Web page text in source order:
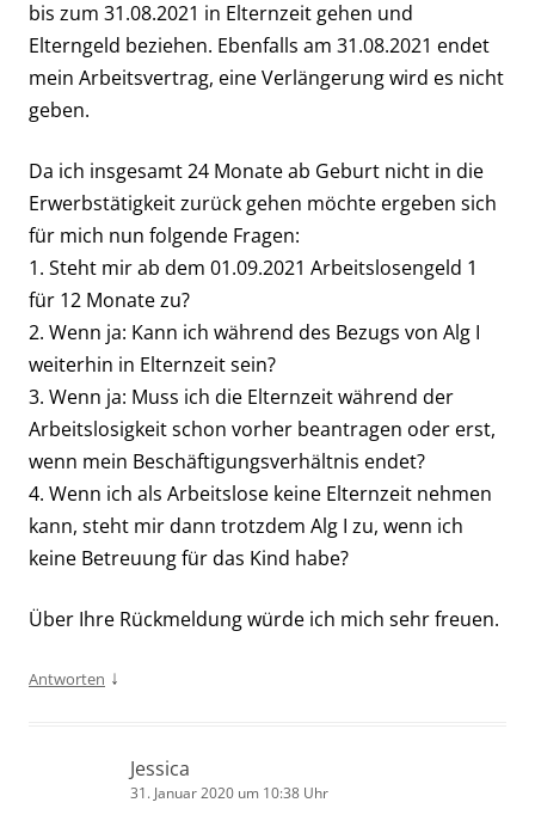
bis zum 31.08.2021 in Elternzeit gehen und
Elterngeld beziehen. Ebenfalls am 31.08.2021 endet
mein Arbeitsvertrag, eine Verlängerung wird es nicht
geben.
Da ich insgesamt 24 Monate ab Geburt nicht in die
Erwerbstätigkeit zurück gehen möchte ergeben sich
für mich nun folgende Fragen:
1. Steht mir ab dem 01.09.2021 Arbeitslosengeld 1
für 12 Monate zu?
2. Wenn ja: Kann ich während des Bezugs von Alg I
weiterhin in Elternzeit sein?
3. Wenn ja: Muss ich die Elternzeit während der
Arbeitslosigkeit schon vorher beantragen oder erst,
wenn mein Beschäftigungsverhältnis endet?
4. Wenn ich als Arbeitslose keine Elternzeit nehmen
kann, steht mir dann trotzdem Alg I zu, wenn ich
keine Betreuung für das Kind habe?
Über Ihre Rückmeldung würde ich mich sehr freuen.
Antworten ↓
Jessica
31. Januar 2020 um 10:38 Uhr